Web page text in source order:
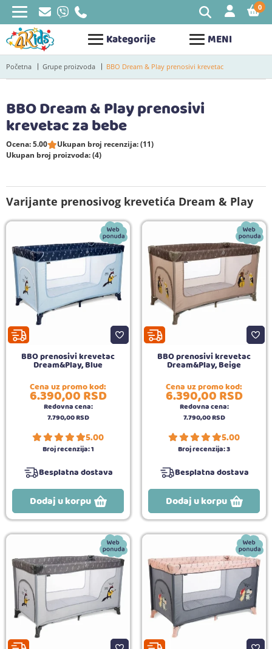
Kategorije MENI
0
Početna Grupe proizvoda BBO Dream & Play prenosivi krevetac
BBO Dream & Play prenosivi
krevetac za bebe
Ocena: 5.00
Ukupan broj recenzija: (11)
Ukupan broj proizvoda: (4)
Varijante prenosivog krevetića Dream & Play
BBO prenosivi krevetac
Dream&Play, Blue
Cena uz promo kod:
6.390,00RSD
Redovna cena:
7.790,00RSD
5.00
Broj recenzija:1
Besplatna dostava
Dodaj u korpu
BBO prenosivi krevetac
Dream&Play, Beige
Cena uz promo kod:
6.390,00RSD
Redovna cena:
7.790,00RSD
5.00
Broj recenzija:3
Besplatna dostava
Dodaj u korpu